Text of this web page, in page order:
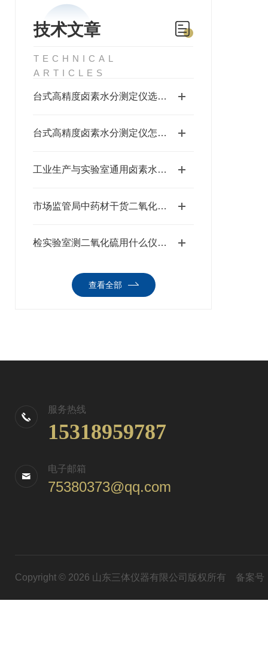
技术文章
TECHNICAL
ARTICLES
台式高精度卤素水分测定仪选购指南，实验室检测优选三体宏科
台式高精度卤素水分测定仪怎么选？从加热源称重模块讲解卤素水分仪选型
工业生产与实验室通用卤素水分仪怎么选？精度量程材质全方-位选型攻略
市场监管局中药材干货二氧化硫快速检测仪，一线执法优选三体宏科
检实验室测二氧化硫用什么仪器？中药材食品通用二氧化硫检测仪全面推荐
查看全部
服务热线
15318959787
电子邮箱
75380373@qq.com
Copyright © 2026 山东三体仪器有限公司版权所有 备案号